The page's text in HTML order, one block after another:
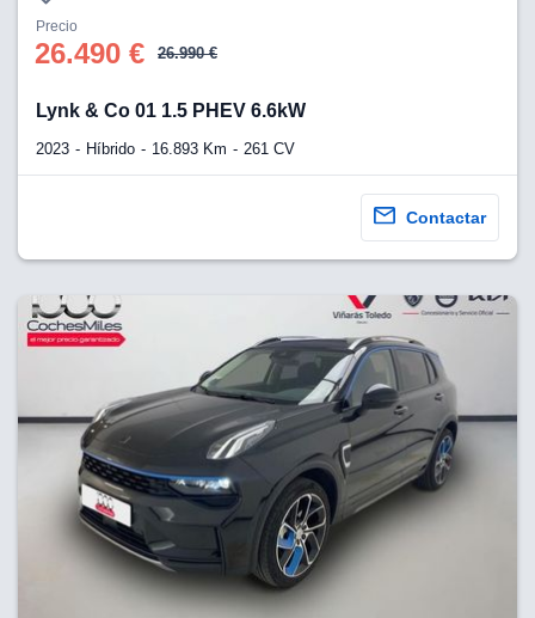
Precio
26.490 € 26.990 €
Lynk & Co 01 1.5 PHEV 6.6kW
2023 Híbrido 16.893 Km 261 CV
Contactar